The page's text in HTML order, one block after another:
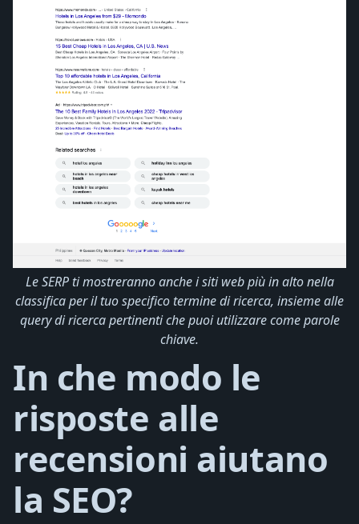
Le SERP ti mostreranno anche i siti web più in alto nella
classifica per il tuo specifico termine di ricerca, insieme alle
query di ricerca pertinenti che puoi utilizzare come parole
chiave.
In che modo le
risposte alle
recensioni aiutano
la SEO?